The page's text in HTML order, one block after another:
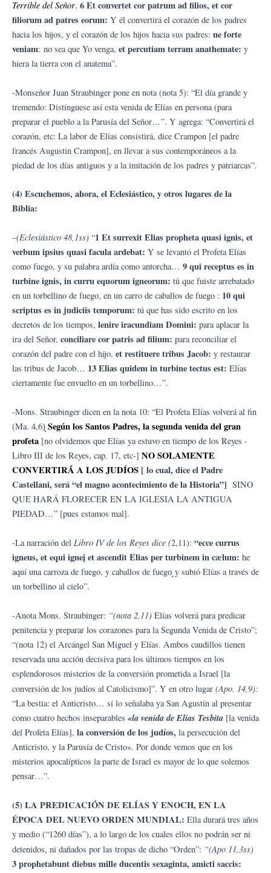
Terrible del Señor. 6 Et convertet cor patrum ad filios, et cor
filiorum ad patres eorum: Y él convertirá el corazón de los padres
hacia los hijos, y el corazón de los hijos hacia sus padres: ne forte
veniam: no sea que Yo venga, et percutiam terram anathemate: y
hiera la tierra con el anatema”.
-Monseñor Juan Straubinger pone en nota (nota 5): “El día grande y
tremendo: Distínguese así esta venida de Elías en persona (para
preparar el pueblo a la Parusía del Señor…”. Y agrega: “Convertirá el
corazón, etc: La labor de Elías consistirá, dice Crampon [el padre
francés Augustin Crampon], en llevar a sus contemporáneos a la
piedad de los días antiguos y a la imitación de los padres y patriarcas”.
(4) Escuchemos, ahora, el Eclesiástico, y otros lugares de la
Biblia:
–(Eclesiástico 48,1ss) “1 Et surrexit Elias propheta quasi ignis, et
verbum ipsius quasi facula ardebat: Y se levantó el Profeta Elías
como fuego, y su palabra ardía como antorcha… 9 qui receptus es in
turbine ignis, in curru equorum igneorum: tú que fuiste arrebatado
en un torbellino de fuego, en un carro de caballos de fuego : 10 qui
scriptus es in judiciis temporum: tú que has sido escrito en los
decretos de los tiempos, lenire iracundiam Domini: para aplacar la
ira del Señor, conciliare cor patris ad filium: para reconciliar el
corazón del padre con el hijo, et restituere tribus Jacob: y restaurar
las tribus de Jacob… 13 Elias quidem in turbine tectus est: Elías
ciertamente fue envuelto en un torbellino…”.
-Mons. Straubinger dicen en la nota 10: “El Profeta Elías volverá al fin
(Ma. 4,6)͙ Según los Santos Padres, la segunda venida del gran
profeta [no olvidemos que Elías ya estuvo en tiempo de los Reyes -
Libro III de los Reyes, cap. 17, etc-] NO SOLAMENTE
CONVERTIRÁ A LOS JUDÍOS [ lo cual, dice el Padre
Castellani, será “el magno acontecimiento de la Historia”] SINO
QUE HARÁ FLORECER EN LA IGLESIA LA ANTIGUA
PIEDAD…” [pues estamos mal].
-La narración del Libro IV de los Reyes dice (2,11): “ecce currus
igneus, et equi ignei͙ et ascendit Elias per turbinem in cælum: he
aquí una carroza de fuego, y caballos de fuego͙ y subió Elías a través de
un torbellino al cielo”.
-Anota Mons. Straubinger: “(nota 2,11) Elías volverá para predicar
penitencia y preparar los corazones para la Segunda Venida de Cristo”;
“(nota 12) el Arcángel San Miguel y Elías. Ambos caudillos tienen
reservada una acción decisiva para los últimos tiempos en los
esplendorosos misterios de la conversión prometida a Israel [la
conversión de los judíos al Catolicismo]”. Y en otro lugar (Apo. 14,9):
“La bestia: el Anticristo… sí lo señalaba ya San Agustín al presentar
como cuatro hechos inseparables «la venida de Elías Tesbita [la venida
del Profeta Elías], la conversión de los judíos, la persecución del
Anticristo, y la Parusía de Cristo». Por donde vemos que en los
misterios apocalípticos la parte de Israel es mayor de lo que solemos
pensar…”.
(5) LA PREDICACIÓN DE ELÍAS Y ENOCH, EN LA
ÉPOCA DEL NUEVO ORDEN MUNDIAL: Ella durará tres años
y medio (“1260 días”), a lo largo de los cuales ellos no podrán ser ni
detenidos, ni dañados por las tropas de dicho “Orden”: “(Apo 11,3ss)
3 prophetabunt diebus mille ducentis sexaginta, amicti saccis: